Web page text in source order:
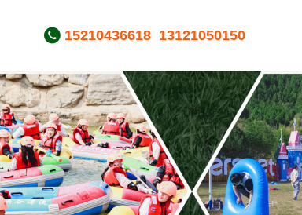
15210436618 13121050150